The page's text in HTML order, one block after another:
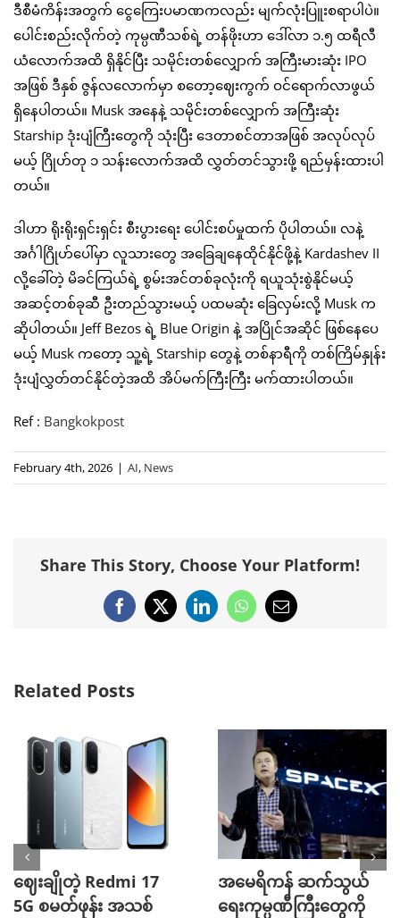
ဒီစီမံကိန်းအတွက် ငွေကြေးပမာဏကလည်း မျက်လုံးပြူးစရာပါပဲ။
ပေါင်းစည်းလိုက်တဲ့ ကုမ္ပဏီသစ်ရဲ့ တန်ဖိုးဟာ ဒေါ်လာ ၁.၅ ထရီလီ
ယံလောက်အထိ ရှိနိုင်ပြီး သမိုင်းတစ်လျှောက် အကြီးမားဆုံး IPO
အဖြစ် ဒီနှစ် ဇွန်လလောက်မှာ စတော့ဈေးကွက် ဝင်ရောက်လာဖွယ်
ရှိနေပါတယ်။ Musk အနေနဲ့ သမိုင်းတစ်လျှောက် အကြီးဆုံး
Starship ဒုံးပျံကြီးတွေကို သုံးပြီး ဒေတာစင်တာအဖြစ် အလုပ်လုပ်
မယ့် ဂြိုဟ်တု ၁ သန်းလောက်အထိ လွှတ်တင်သွားဖို့ ရည်မှန်းထားပါ
တယ်။
ဒါဟာ ရိုးရိုးရှင်းရှင်း စီးပွားရေး ပေါင်းစပ်မှုထက် ပိုပါတယ်။ လနဲ့
အင်္ဂါဂြိုဟ်ပေါ်မှာ လူသားတွေ အခြေချနေထိုင်နိုင်ဖို့နဲ့ Kardashev II
လို့ခေါ်တဲ့ မိခင်ကြယ်ရဲ့ စွမ်းအင်တစ်ခုလုံးကို ရယူသုံးစွဲနိုင်မယ့်
အဆင့်တစ်ခုဆီ ဦးတည်သွားမယ့် ပထမဆုံး ခြေလှမ်းလို့ Musk က
ဆိုပါတယ်။ Jeff Bezos ရဲ့ Blue Origin နဲ့ အပြိုင်အဆိုင် ဖြစ်နေပေ
မယ့် Musk ကတော့ သူ့ရဲ့ Starship တွေနဲ့ တစ်နာရီကို တစ်ကြိမ်နှုန်း
ဒုံးပျံလွှတ်တင်နိုင်တဲ့အထိ အိပ်မက်ကြီးကြီး မက်ထားပါတယ်။
Ref : Bangkokpost
February 4th, 2026 | AI, News
Share This Story, Choose Your Platform!
Facebook
X LinkedInWhatsApp
Email
Related Posts
ဈေးချိုတဲ့ Redmi 17
5G စမတ်ဖုန်း အသစ်
အမေရိကန် ဆက်သွယ်
ရေးကုမ္ပဏီကြီးတွေကို